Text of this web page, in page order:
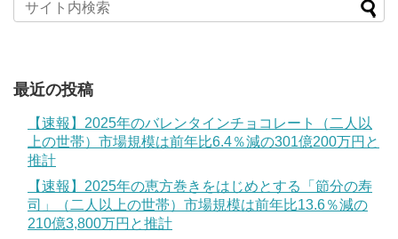
最近の投稿
【速報】2025年のバレンタインチョコレート（二人以
上の世帯）市場規模は前年比6.4％減の301億200万円と
推計
【速報】2025年の恵方巻きをはじめとする「節分の寿
司」（二人以上の世帯）市場規模は前年比13.6％減の
210億3,800万円と推計